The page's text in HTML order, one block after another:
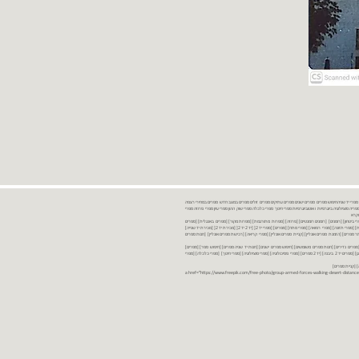
ספרים יד שניה ספרים משומשים ספרים חדשים ספרים יד 2 מכירת ספרים יד שניה ספרי יד שניהחיפוש ספרים ספרים ישנים ספרים עתיקים ספרים זולים ספרים במצב חדש ספרים במחירי רצפה
במבצע ספרים יד 2 ברמת גן ספרים יד 2 ביבנה יד 2 ספרים ספרי פסיכולוגיה ספריה סוציולוגיה ביוגרפיות ו אוטוביוגרפיות ספרי חינוך ספרי כלכלה ספרי שוק ההון ספרי עיון ספרי פרוזה ספרי
ביטחון] [רומנים] [רומנים רומנטיים] [פרוזה] [ספרות מתורגמת] [ספרות מקור] [ספרים באנגלית] [ספרים
חדשים מהחנות] [ספרים מומלצים] [ספרי בישול] [ספרי עידן חדש] [ספרי עסקים] [ספרי מורשת] [מחזות] [ספרי שירה] [ספרי בריאות] [ספרי תזונה] [ספרי רפואה] [ספרי מתח] [ספרים] [ספרי יד 2[ [יד 2 יד 2[ [מכירת יד 2[ [מכירת יד שנייה]
יד 2[ [ספר] [ספרים יד 2[ [הזמנת ספרים] [יד 2 ספרים] [ספרים בזול] [אתר ספרים] [הזמנת ספרים אונליין] [קניית ספרים אונליין] [ספרי קריאה] [רכישת ספרים אונליין] [חנות ספרים
נדירים] [חנות ספרים משומשים] [חיפוש ספרים ישנים] [חנות יד שניה ספרים] [חיפוש ספר] [ספרים]
[חנות ספרים זולים] [ספרים חדשים] [ספרים במחירי רצפה] [ספרים במשלוח חינם] [ספרים במשלוח עד הבית] [ספרים יד 2 ברמת גן] [ספרים יד 2 ביבנה] [יד 2 ספרים] [ספרי פסיכולוגיה] [ספרי סוציולוגיה] [ספרי חינוך] [ספרי כלכלה] [ספרי
[קניית ספרים]
<a href="https://www.freepik.com/free-photo/group-armed-forces-walking-desert-